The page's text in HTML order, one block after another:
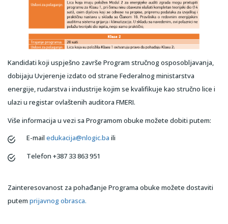
Kandidati koji uspješno završe Program stručnog osposobljavanja,
dobijaju Uvjerenje izdato od strane Federalnog ministarstva
energije, rudarstva i industrije kojim se kvalifikuje kao stručno lice i
ulazi u registar ovlaštenih auditora FMERI.
Više informacija u vezi sa Programom obuke možete dobiti putem:
E-mail edukacija@nlogic.ba ili
Telefon +387 33 863 951
Zainteresovanost za pohađanje Programa obuke možete dostaviti
putem prijavnog obrasca.